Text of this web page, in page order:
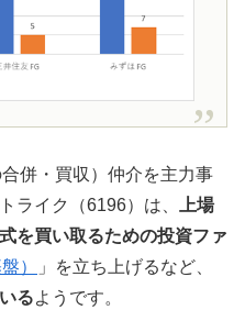
併・買収）仲介を主力事
ライク（6196）は、
上場
を買い取るための投資ファ
）
」を立ち上げるなど、
るようです。